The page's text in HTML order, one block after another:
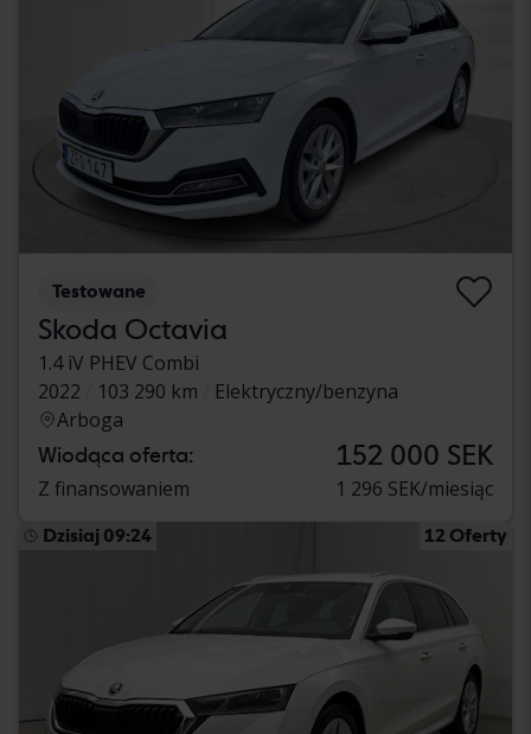
Testowane
Skoda Octavia
1.4 iV PHEV Combi
2022
103 290 km
Elektryczny/benzyna
Arboga
Wiodąca oferta: 152 000 SEK
Z finansowaniem 1 296 SEK/miesiąc
Dzisiaj 09:24 12 Oferty